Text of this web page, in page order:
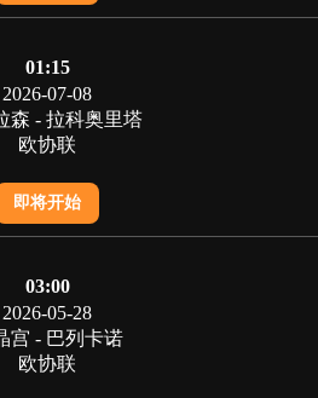
01:15
2026-07-08
森 - 拉科奥里塔
欧协联
即将开始
03:00
2026-05-28
宫 - 巴列卡诺
欧协联